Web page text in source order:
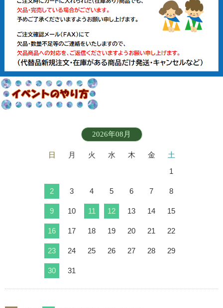
2026年08月
日 月 火 水 木 金
土
1
2 3 4 5 6 7 8
9 10 11 12 13 14 15
16 17 18 19 20 21 22
23 24 25 26 27 28 29
30 31